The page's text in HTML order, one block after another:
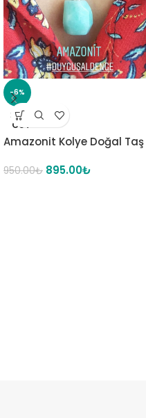
-6%
SOLD
OUT
Amazonit Kolye Doğal Taş
950.00₺ 895.00₺